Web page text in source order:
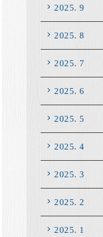
2025. 9
2025. 8
2025. 7
2025. 6
2025. 5
2025. 4
2025. 3
2025. 2
2025. 1